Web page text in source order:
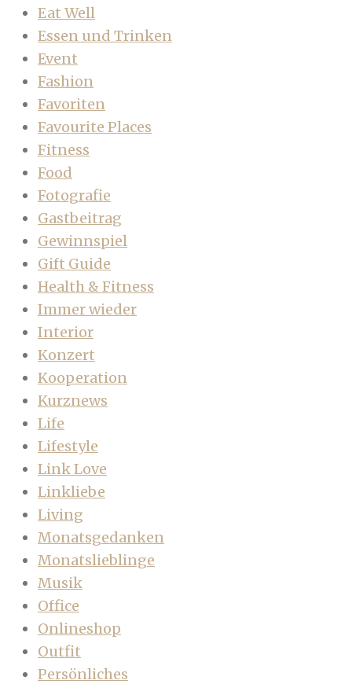
Eat Well
Essen und Trinken
Event
Fashion
Favoriten
Favourite Places
Fitness
Food
Fotografie
Gastbeitrag
Gewinnspiel
Gift Guide
Health & Fitness
Immer wieder
Interior
Konzert
Kooperation
Kurznews
Life
Lifestyle
Link Love
Linkliebe
Living
Monatsgedanken
Monatslieblinge
Musik
Office
Onlineshop
Outfit
Persönliches